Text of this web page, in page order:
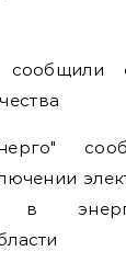
сообщили